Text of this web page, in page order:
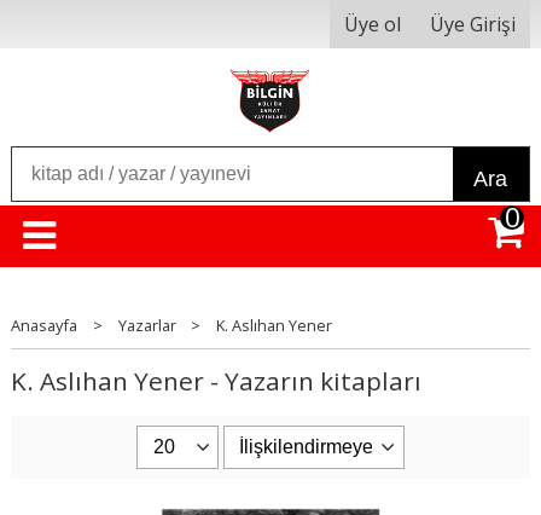
Üye ol Üye Girişi
Ara
0
Anasayfa > Yazarlar > K. Aslıhan Yener
K. Aslıhan Yener - Yazarın kitapları